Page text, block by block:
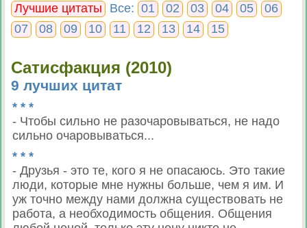
Лучшие цитаты
Все: 01 02 03 04 05
06
07
08 09 10 11 12 13 14 15
Сатисфакция (2010)
9 лучших цитат
* * *
- Чтобы сильно не разочаровываться, не надо
сильно очаровываться...
* * *
- Друзья - это те, кого я не опасаюсь. Это такие
люди, которые мне нужны больше, чем я им. И
уж точно между нами должна существовать не
работа, а необходимость общения. Общения